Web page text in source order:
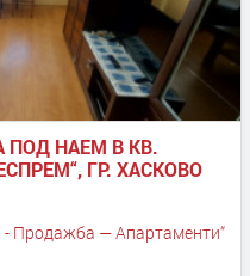
ПОД НАЕМ В КВ.
ГР. ХАСКОВО
Продажба — Апартаменти“